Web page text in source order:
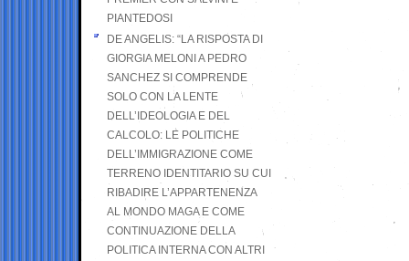
PIANTEDOSI
DE ANGELIS: “LA RISPOSTA DI
GIORGIA MELONI A PEDRO
SANCHEZ SI COMPRENDE
SOLO CON LA LENTE
DELL’IDEOLOGIA E DEL
CALCOLO: LE POLITICHE
DELL’IMMIGRAZIONE COME
TERRENO IDENTITARIO SU CUI
RIBADIRE L’APPARTENENZA
AL MONDO MAGA E COME
CONTINUAZIONE DELLA
POLITICA INTERNA CON ALTRI